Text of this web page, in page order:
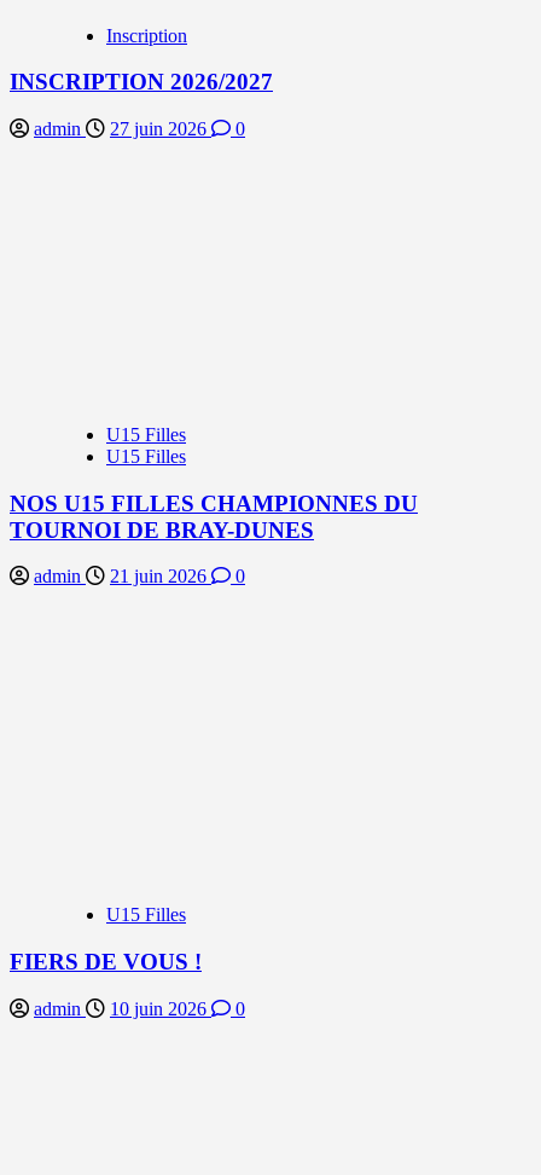
Inscription
INSCRIPTION 2026/2027
admin 27 juin 2026 0
U15 Filles
U15 Filles
NOS U15 FILLES CHAMPIONNES DU
TOURNOI DE BRAY-DUNES
admin 21 juin 2026 0
U15 Filles
FIERS DE VOUS !
admin 10 juin 2026 0